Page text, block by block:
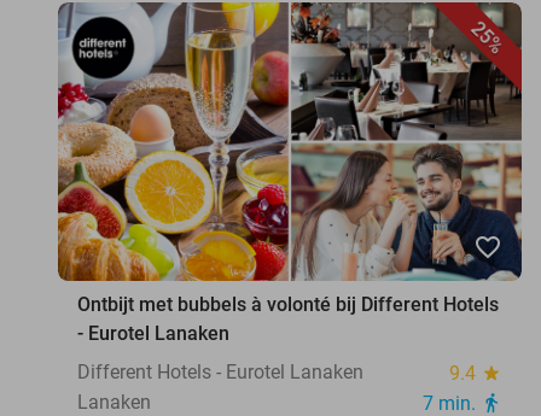
25%
favorite_border
Ontbijt met bubbels à volonté bij Different Hotels
- Eurotel Lanaken
Different Hotels - Eurotel Lanaken
9.4 star
Lanaken 7 min. directions_walk